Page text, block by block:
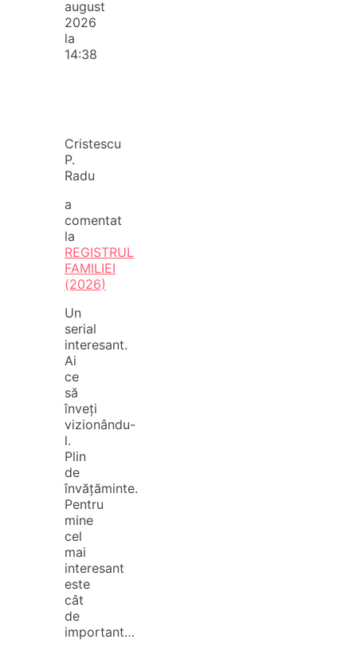
august
2026
la
14:38
Cristescu
P.
Radu
a
comentat
la
REGISTRUL
FAMILIEI
(2026)
Un
serial
interesant.
Ai
ce
să
înveți
vizionându-
l.
Plin
de
învățăminte.
Pentru
mine
cel
mai
interesant
este
cât
de
important…